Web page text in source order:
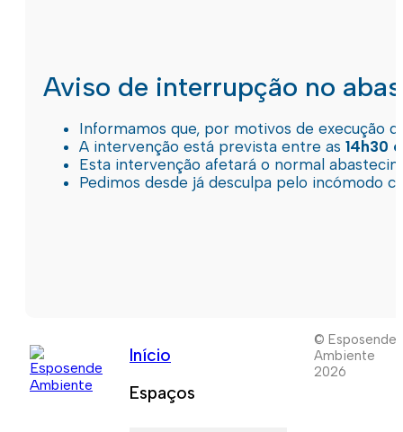
Aviso de interrupção no
Informamos que, por motivos de execução
A intervenção está prevista entre as 14h30
Esta intervenção afetará o normal
Pedimos desde já desculpa pelo incómodo
Início
Espaços
© Esposende
Ambiente
2026